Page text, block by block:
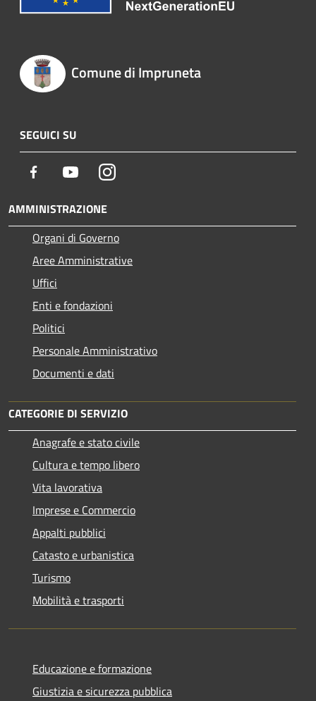
Comune di Impruneta
SEGUICI SU
Facebook YoutubeInstagram
AMMINISTRAZIONE
Organi di Governo
Aree Amministrative
Uffici
Enti e fondazioni
Politici
Personale Amministrativo
Documenti e dati
CATEGORIE DI SERVIZIO
Anagrafe e stato civile
Cultura e tempo libero
Vita lavorativa
Imprese e Commercio
Appalti pubblici
Catasto e urbanistica
Turismo
Mobilità e trasporti
Educazione e formazione
Giustizia e sicurezza pubblica